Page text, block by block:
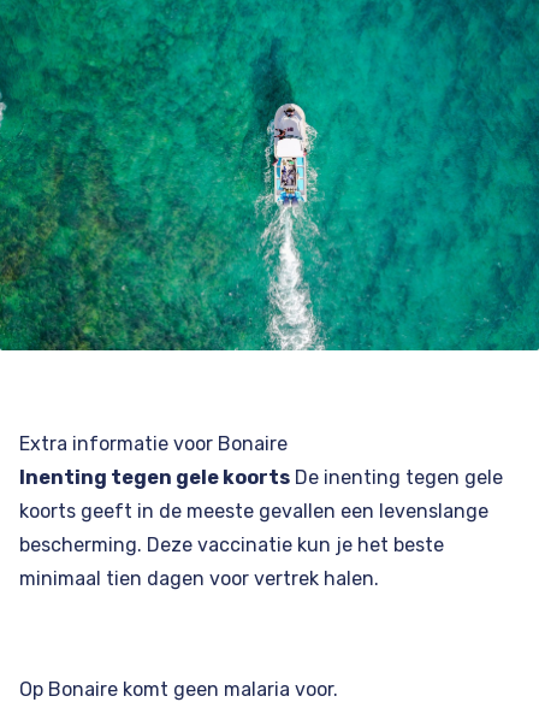
Extra informatie voor Bonaire
Inenting tegen gele koorts De inenting tegen gele
koorts geeft in de meeste gevallen een levenslange
bescherming. Deze vaccinatie kun je het beste
minimaal tien dagen voor vertrek halen.
Op Bonaire komt geen malaria voor.